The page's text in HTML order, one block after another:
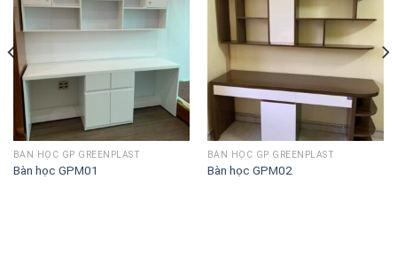
Lưu
vào
danh
BÀN HỌC GP GREENPLAST
Bàn học GPM01
Lưu
vào
danh
sách
BÀN HỌC GP GREENPLAST
Bàn học GPM02